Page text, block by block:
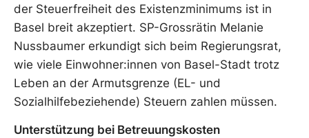
der Steuerfreiheit des Existenzminimums ist in
Basel breit akzeptiert. SP-Grossrätin Melanie
Nussbaumer erkundigt sich beim Regierungsrat,
wie viele Einwohner:innen von Basel-Stadt trotz
Leben an der Armutsgrenze (EL- und
Sozialhilfebeziehende) Steuern zahlen müssen.
Unterstützung bei Betreuungskosten